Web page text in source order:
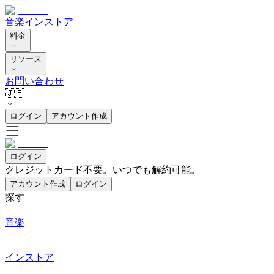
音楽インストア
料金
リソース
お問い合わせ
🇯🇵
ログイン アカウント作成
ログイン
クレジットカード不要。いつでも解約可能。
アカウント作成 ログイン
探す
音楽
インストア